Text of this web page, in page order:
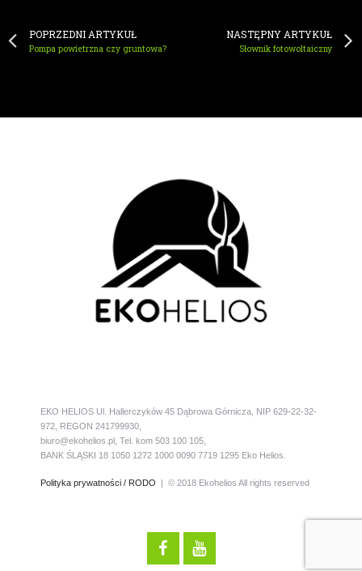
POPRZEDNI ARTYKUŁ
Pompa powietrzna czy gruntowa?
NASTĘPNY ARTYKUŁ
Słownik fotowoltaiczny
EKO HELIOS Ul. Hallerczyków 45 Dąbrowa Górnicza, NIP 629-22-32-
972, REGON 241799930,
biuro@ekohelios.pl, Tel. kom 503 100 105,
BANK ŚLĄSKI 18 1050 1272 1000 0090 7719 1295 Eko Helios.
Polityka prywatności / RODO | © 2018 Ekohelios All rights reserved